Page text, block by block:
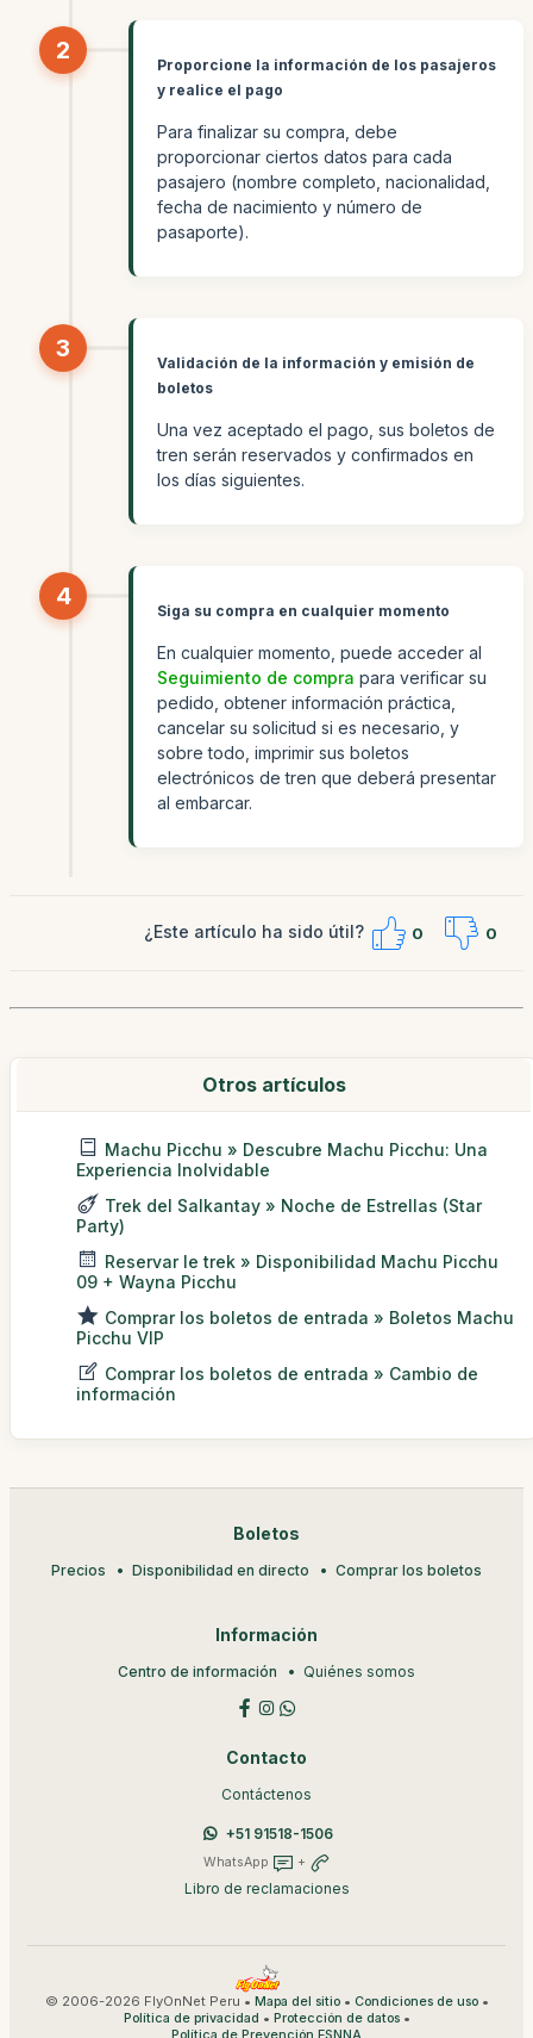
2
Proporcione la información de los pasajeros
y realice el pago
Para finalizar su compra, debe
proporcionar ciertos datos para cada
pasajero (nombre completo, nacionalidad,
fecha de nacimiento y número de
pasaporte).
3
Validación de la información y emisión de
boletos
Una vez aceptado el pago, sus boletos de
tren serán reservados y confirmados en
los días siguientes.
4
Siga su compra en cualquier momento
En cualquier momento, puede acceder al
Seguimiento de compra para verificar su
pedido, obtener información práctica,
cancelar su solicitud si es necesario, y
sobre todo, imprimir sus boletos
electrónicos de tren que deberá presentar
al embarcar.
¿Este artículo ha sido útil? 0 0
Otros artículos
Machu Picchu » Descubre Machu Picchu: Una
Experiencia Inolvidable
Trek del Salkantay » Noche de Estrellas (Star
Party)
Reservar le trek » Disponibilidad Machu Picchu
09 + Wayna Picchu
Comprar los boletos de entrada » Boletos Machu
Picchu VIP
Comprar los boletos de entrada » Cambio de
información
Boletos
Precios Disponibilidad en directo Comprar los boletos
Información
Centro de información Quiénes somos
Contacto
Contáctenos
+51 91518-1506
WhatsApp +
Libro de reclamaciones
© 2006-2026 FlyOnNet Peru • Mapa del sitio• Condiciones de uso•
Política de privacidad • Protección de datos•
Política de Prevención ESNNA